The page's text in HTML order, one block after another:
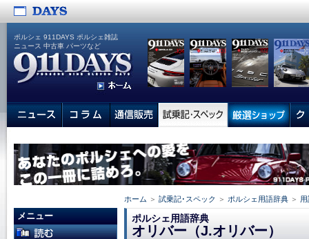
ポルシェ 911DAYS ポルシェ雑誌
ニュース 中古車 パーツなど
ホーム ＞ 試乗記･スペック ＞ ポルシェ用語辞典 ＞
ポルシェ用語辞典
オリバー（J.オリバー）
メニュー